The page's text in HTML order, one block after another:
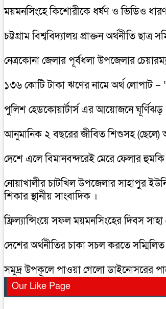
ময়মনসিংহে কিশোরীকে ধর্ষণ ও ভিডিও ধারণ
চট্টগ্রাম বিশ্ববিদ্যালয় প্রাক্তন অর্থনীতি
নেত্রকোনা জেলার পূর্বধলা উপজেলার
১৩৬ কোটি টাকা ঋণের নামে অর্থ লোপাট
পুলিশ হেডকোয়ার্টার্স এর আয়োজনে ঘূর্ণিঝড়
আনুমানিক ২ বছরের জীবিত শিশুসহ (ছেলে)
দেশে এলে বিমানবন্দরেই মেরে ফেলার হুমকি
নোয়াখালীর চাটখিল উপজেলার সাহাপুর
শিকার স্থানীয় সাংবাদিক ।
ফ্রিল্যান্সিংয়ে সফল ময়মনসিংহের দিবস
দেশের অর্থনীতির চাকা সচল করতে সম্মিলিত
সমুদ্র উপকূলে পাওয়া গেলো ডাইনোসরের
Our Like Page